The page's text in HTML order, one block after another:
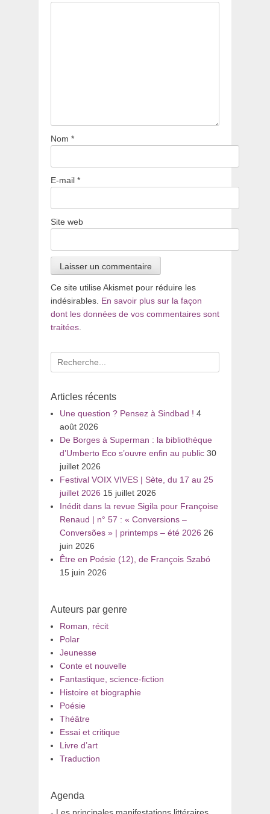
Nom *
E-mail *
Site web
Ce site utilise Akismet pour réduire les
indésirables. En savoir plus sur la façon
dont les données de vos commentaires sont
traitées
Recherche
pour
Articles récents
Une question ? Pensez à Sindbad ! 4
août 2026
De Borges à Superman : la bibliothèque
d’Umberto Eco s’ouvre enfin au public 30
juillet 2026
Festival VOIX VIVES | Sète, du 17 au 25
juillet 2026 15 juillet 2026
Inédit dans la revue Sigila pour Françoise
Renaud | n° 57 : « Conversions –
Conversões » | printemps – été 2026 26
juin 2026
Être en Poésie (12), de François Szabó
15 juin 2026
Auteurs par genre
Roman, récit
Polar
Jeunesse
Conte et nouvelle
Fantastique, science-fiction
Histoire et biographie
Poésie
Théâtre
Essai et critique
Livre d’art
Traduction
Agenda